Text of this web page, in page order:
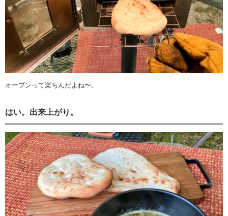
オーブンって楽ちんだよね〜。
はい。出来上がり。